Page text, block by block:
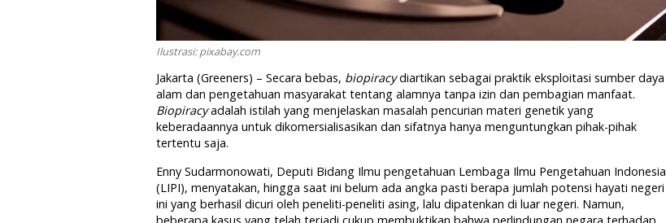
Ilustrasi: pixabay.com
Jakarta (Greeners) – Secara bebas, biopiracydiartikan sebagai praktik eksploitasi sumber daya
alam dan pengetahuan masyarakat tentang alamnya tanpa izin dan pembagian manfaat.
Biopiracyadalah istilah yang menjelaskan masalah pencurian materi genetik yang
keberadaannya untuk dikomersialisasikan dan sifatnya hanya menguntungkan pihak-pihak
tertentu saja.
Enny Sudarmonowati, Deputi Bidang Ilmu pengetahuan Lembaga Ilmu Pengetahuan Indonesia
(LIPI), menyatakan, hingga saat ini belum ada angka pasti berapa jumlah potensi hayati negeri
ini yang berhasil dicuri oleh peneliti-peneliti asing, lalu dipatenkan di luar negeri. Namun,